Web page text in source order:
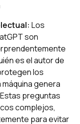
Los
son
es el autor de
los
genera
preguntas
complejos,
para evitar